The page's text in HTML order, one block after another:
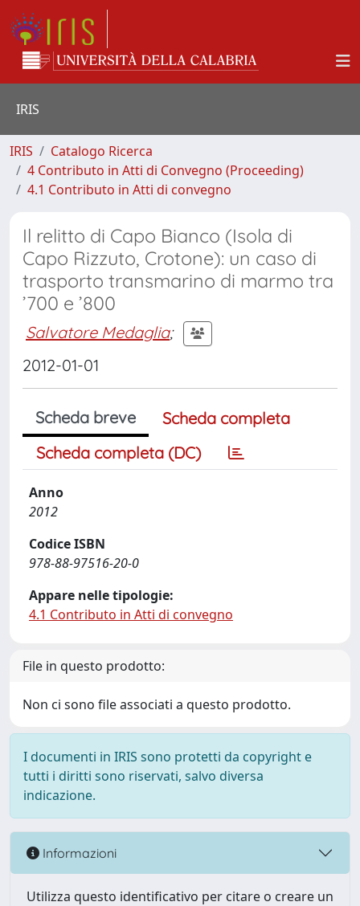
IRIS
IRIS
Catalogo Ricerca
4 Contributo in Atti di Convegno (Proceeding)
4.1 Contributo in Atti di convegno
Il relitto di Capo Bianco (Isola di
Capo Rizzuto, Crotone): un caso di
trasporto transmarino di marmo tra
’700 e ’800
Salvatore Medaglia;
2012-01-01
Scheda breve
Scheda completa
Scheda completa (DC)
Anno
2012
Codice ISBN
978-88-97516-20-0
Appare nelle tipologie:
4.1 Contributo in Atti di convegno
File in questo prodotto:
Non ci sono file associati a questo prodotto.
I documenti in IRIS sono protetti da copyright e
tutti i diritti sono riservati, salvo diversa
indicazione.
Informazioni
Utilizza questo identificativo per citare o creare un